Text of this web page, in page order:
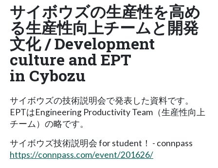
サイボウズの生産性を高め
る生産性向上チームと開発
文化 / Development
culture and EPT
in Cybozu
サイボウズの技術説明会で発表した資料です。
EPTはEngineering Productivity Team（生産性向上
チーム）の略です。
サイボウズ技術説明会 for student！ - connpass
https://connpass.com/event/201626/